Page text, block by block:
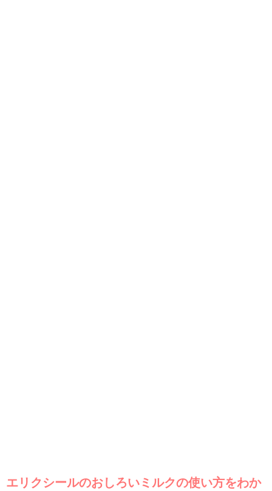
エリクシールのおしろいミルクの使い方をわか